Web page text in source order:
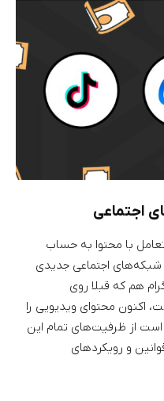
اجتماعی
با محتوا به حساب
شبکه‌های اجتماعی جدیدی
هم که قبلا روی
اکنون محتوای ویدیویی را
از ظرفیت‌های تمام این
و رویکردهای